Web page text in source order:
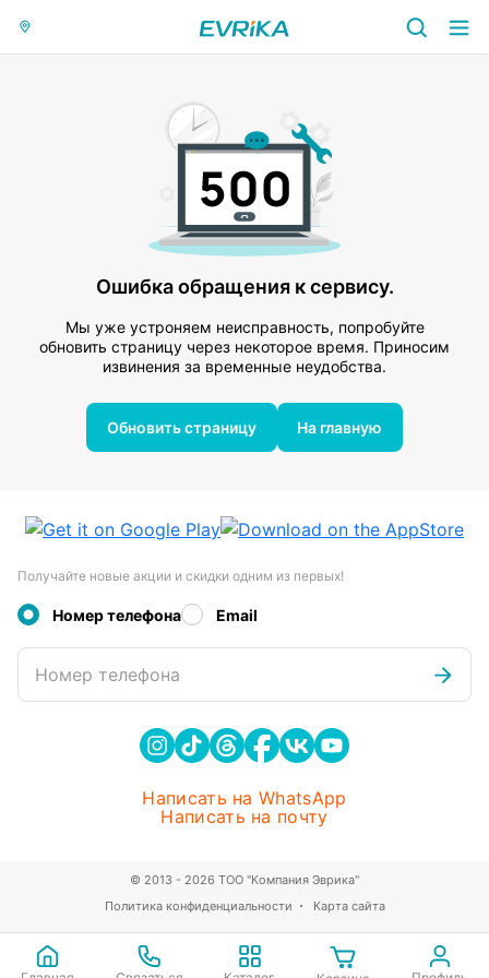
Ошибка обращения к сервису.
Мы уже устроняем неисправность, попробуйте
обновить страницу через некоторое время. Приносим
извинения за временные неудобства.
Обновить страницу На главную
Получайте новые акции и скидки одним из первых!
Номер телефона Email
Номер телефона
Написать на WhatsApp
Написать на почту
Политика конфиденциальности Карта сайта
© 2013 - 2026 ТОО "Компания Эврика"